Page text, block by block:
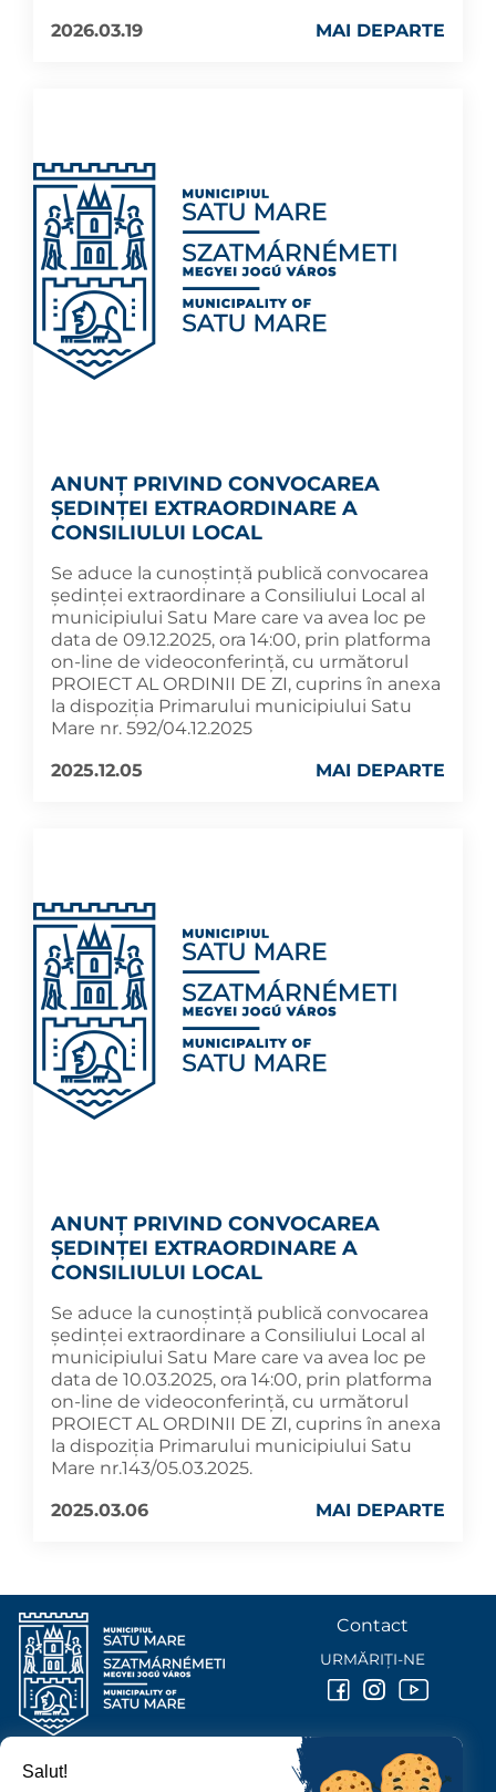
2026.03.19
MAI DEPARTE
ANUNȚ PRIVIND CONVOCAREA
ȘEDINȚEI EXTRAORDINARE A
CONSILIULUI LOCAL
Se aduce la cunoștință publică convocarea
ședinței extraordinare a Consiliului Local al
municipiului Satu Mare care va avea loc pe
data de 09.12.2025, ora 14:00, prin platforma
on-line de videoconferință, cu următorul
PROIECT AL ORDINII DE ZI, cuprins în anexa
la dispoziția Primarului municipiului Satu
Mare nr. 592/04.12.2025
2025.12.05
MAI DEPARTE
ANUNȚ PRIVIND CONVOCAREA
ȘEDINȚEI EXTRAORDINARE A
CONSILIULUI LOCAL
Se aduce la cunoștință publică convocarea
ședinței extraordinare a Consiliului Local al
municipiului Satu Mare care va avea loc pe
data de 10.03.2025, ora 14:00, prin platforma
on-line de videoconferință, cu următorul
PROIECT AL ORDINII DE ZI, cuprins în anexa
la dispoziția Primarului municipiului Satu
Mare nr.143/05.03.2025.
2025.03.06
MAI DEPARTE
PRIMĂRIA MUNICIPIULUI
Contact
URMĂRIȚI-NE
Salut!